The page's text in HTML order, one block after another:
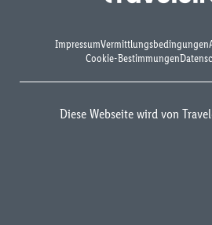
ImpressumVermittlungsbedingungen
Cookie-Bestimmungen
Diese Webseite wird von